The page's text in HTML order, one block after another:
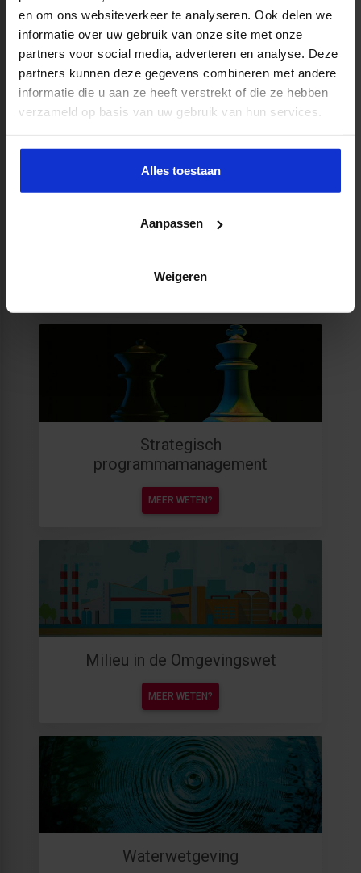
en om ons websiteverkeer te analyseren. Ook delen we
informatie over uw gebruik van onze site met onze
partners voor social media, adverteren en analyse. Deze
partners kunnen deze gegevens combineren met andere
informatie die u aan ze heeft verstrekt of die ze hebben
verzameld op basis van uw gebruik van hun services.
Alles toestaan
Aanpassen
Weigeren
Programma Management
MEER WETEN?
MEER WETEN?
Strategisch
programmamanagement
MEER WETEN?
Milieu in de Omgevingswet
MEER WETEN?
Waterwetgeving